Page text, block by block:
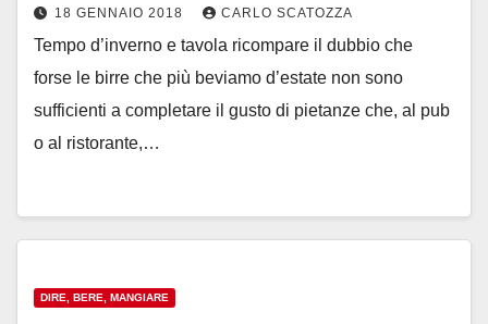
18 GENNAIO 2018 CARLO SCATOZZA
Tempo d’inverno e tavola ricompare il dubbio che
forse le birre che più beviamo d’estate non sono
sufficienti a completare il gusto di pietanze che, al pub
o al ristorante,…
DIRE, BERE, MANGIARE